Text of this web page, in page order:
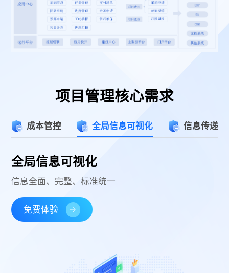
项目管理核心需求
成本管控 全局信息可视化 信息传递和
全局信息可视化
信息全面、完整、标准统一
免费体验